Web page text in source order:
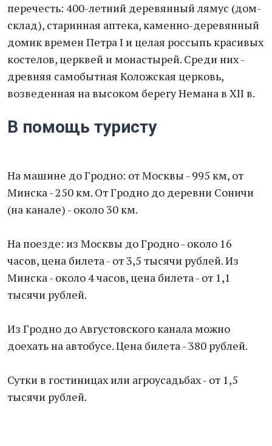
перечесть: 400-летний деревянный лямус (дом-
склад), старинная аптека, каменно-деревянный
домик времен Петра I и целая россыпь красивых
костелов, церквей и монастырей. Среди них -
древняя самобытная Коложская церковь,
возведенная на высоком берегу Немана в XII в.
В помощь туристу
На машине до Гродно: от Москвы - 995 км, от
Минска - 250 км. От Гродно до деревни Соничи
(на канале) - около 30 км.
На поезде: из Москвы до Гродно - около 16
часов, цена билета - от 3,5 тысячи рублей. Из
Минска - около 4 часов, цена билета - от 1,1
тысячи рублей.
Из Гродно до Августовского канала можно
доехать на автобусе. Цена билета - 380 рублей.
Сутки в гостиницах или агроусадьбах - от 1,5
тысячи рублей.